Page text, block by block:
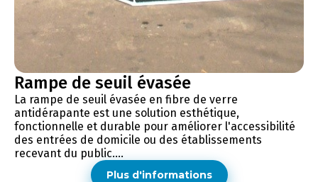
Rampe de seuil évasée
La rampe de seuil évasée en fibre de verre
antidérapante est une solution esthétique,
fonctionnelle et durable pour améliorer l'accessibilité
des entrées de domicile ou des établissements
recevant du public....
Plus d'informations